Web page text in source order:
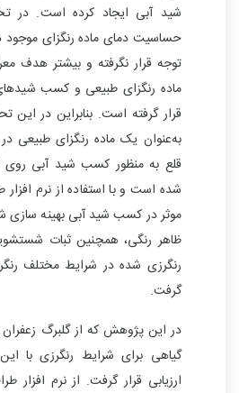
شید آبی ایجاد کرده است. در
حساسیت دمای ماده رنگزای موجود
توجه قرار نگرفته و بیشتر هدف
ماده رنگزای طبیعی و کسب شیدهای
قرار گرفته است. بنابراین در این
به‌عنوان یک ماده رنگزای طبیعی
قلع به منظور کسب شید آبی روی
شده است و با استفاده از نرم
موثر در کسب شید آبی بهینه
ظاهر رنگی، همچنین ثبات
رنگرزی شده در شرایط مختلف
گرفت.
در این پژوهش که از گلبرگ
گیاهی برای شرایط رنگرزی با
ارزیابی قرار گرفت. از نرم افزار